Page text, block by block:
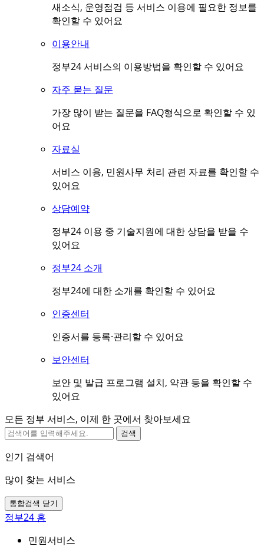
새소식, 운영점검 등 서비스 이용에 필요한 정보를
확인할 수 있어요
이용안내
정부24 서비스의 이용방법을 확인할 수 있어요
자주 묻는 질문
가장 많이 받는 질문을 FAQ형식으로 확인할 수 있
어요
자료실
서비스 이용, 민원사무 처리 관련 자료를 확인할 수
있어요
상담예약
정부24 이용 중 기술지원에 대한 상담을 받을 수
있어요
정부24 소개
정부24에 대한 소개를 확인할 수 있어요
인증센터
인증서를 등록·관리할 수 있어요
보안센터
보안 및 발급 프로그램 설치, 약관 등을 확인할 수
있어요
모든 정부 서비스, 이제 한 곳에서 찾아보세요
검색
인기 검색어
많이 찾는 서비스
통합검색 닫기
정부24 홈
민원서비스